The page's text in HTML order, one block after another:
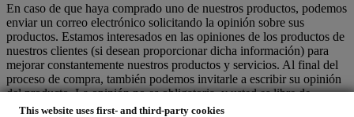
This website uses first- and third-party cookies
En caso de que haya comprado uno de nuestros productos, podemos
enviar un correo electrónico solicitando la opinión sobre sus
productos. Estamos interesados en las opiniones de los productos de
nuestros clientes (si desean proporcionar dicha información) para
mejorar constantemente nuestros productos y servicios. Al final del
proceso de compra, también podemos invitarle a escribir su opinión
del producto. La opinión no es obligatoria, y usted es libre de
enviarla o no.